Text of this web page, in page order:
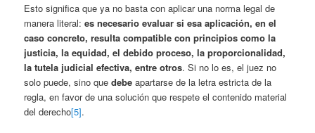
Esto significa que ya no basta con aplicar una norma legal de
manera literal:es necesario evaluar si esa aplicación, en el
caso concreto, resulta compatible con principios como la
justicia, la equidad, el debido proceso, la proporcionalidad,
la tutela judicial efectiva, entre otros. Si no lo es, el juez no
solo puede, sino quedebe apartarse de la letra estricta de la
regla, en favor de una solución que respete el contenido material
del derecho[5].